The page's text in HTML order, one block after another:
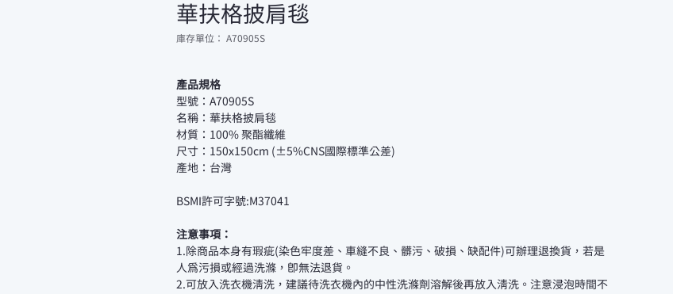
華扶格披肩毯
庫存單位： A70905S
產品規格
型號：A70905S
名稱：華扶格披肩毯
材質：100% 聚酯纖維
尺寸：150x150cm (±5%CNS國際標準公差)
產地：台灣
BSMI許可字號:M37041
注意事項：
1.除商品本身有瑕疵(染色牢度差、車縫不良、髒污、破損、缺配件)可辦理退換貨，若是
人為污損或經過洗滌，即無法退貨。
2.可放入洗衣機清洗，建議待洗衣機內的中性洗滌劑溶解後再放入清洗。注意浸泡時間不